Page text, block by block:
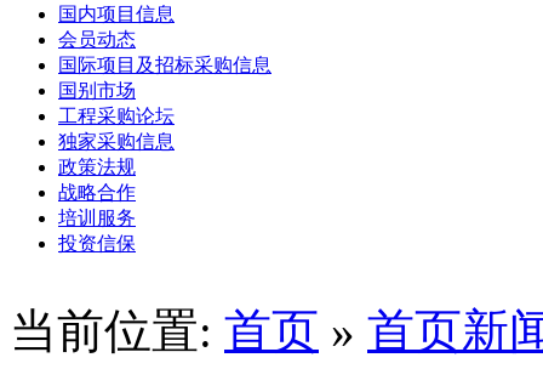
国内项目信息
会员动态
国际项目及招标采购信息
国别市场
工程采购论坛
独家采购信息
政策法规
战略合作
培训服务
投资信保
当前位置: 首页 » 首页新